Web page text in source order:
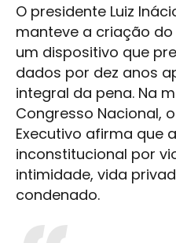
O presidente Luiz
manteve a criação
um dispositivo que
dados por dez anos
integral da pena. Na
Congresso Nacional,
Executivo afirma que
inconstitucional por
intimidade, vida
condenado.